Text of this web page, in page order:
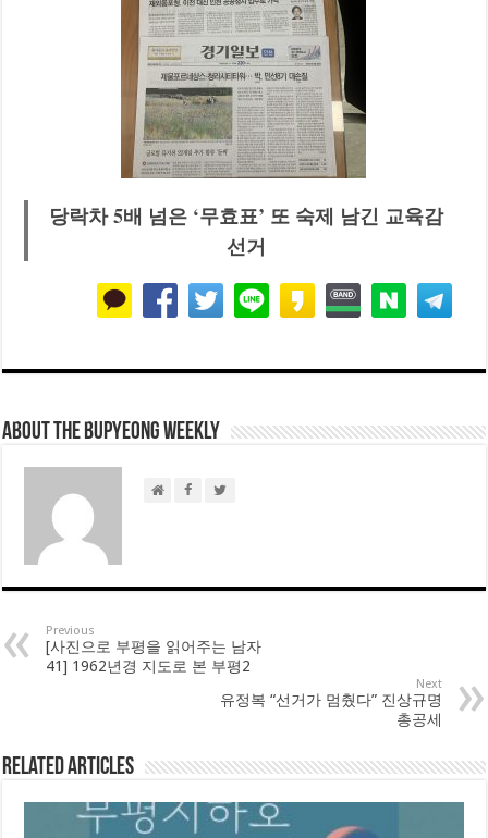
당락차 5배 넘은 ‘무효표’ 또 숙제 남긴 교육감
선거
About THE BUPYEONG WEEKLY
Previous
[사진으로 부평을 읽어주는 남자
41] 1962년경 지도로 본 부평2
Next
유정복 “선거가 멈췄다” 진상규명
총공세
Related Articles